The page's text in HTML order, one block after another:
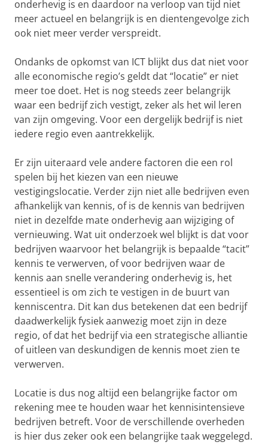
onderhevig is en daardoor na verloop van tijd niet
meer actueel en belangrijk is en dientengevolge zich
ook niet meer verder verspreidt.
Ondanks de opkomst van ICT blijkt dus dat niet voor
alle economische regio’s geldt dat “locatie” er niet
meer toe doet. Het is nog steeds zeer belangrijk
waar een bedrijf zich vestigt, zeker als het wil leren
van zijn omgeving. Voor een dergelijk bedrijf is niet
iedere regio even aantrekkelijk.
Er zijn uiteraard vele andere factoren die een rol
spelen bij het kiezen van een nieuwe
vestigingslocatie. Verder zijn niet alle bedrijven even
afhankelijk van kennis, of is de kennis van bedrijven
niet in dezelfde mate onderhevig aan wijziging of
vernieuwing. Wat uit onderzoek wel blijkt is dat voor
bedrijven waarvoor het belangrijk is bepaalde “tacit”
kennis te verwerven, of voor bedrijven waar de
kennis aan snelle verandering onderhevig is, het
essentieel is om zich te vestigen in de buurt van
kenniscentra. Dit kan dus betekenen dat een bedrijf
daadwerkelijk fysiek aanwezig moet zijn in deze
regio, of dat het bedrijf via een strategische alliantie
of uitleen van deskundigen de kennis moet zien te
verwerven.
Locatie is dus nog altijd een belangrijke factor om
rekening mee te houden waar het kennisintensieve
bedrijven betreft. Voor de verschillende overheden
is hier dus zeker ook een belangrijke taak weggelegd.